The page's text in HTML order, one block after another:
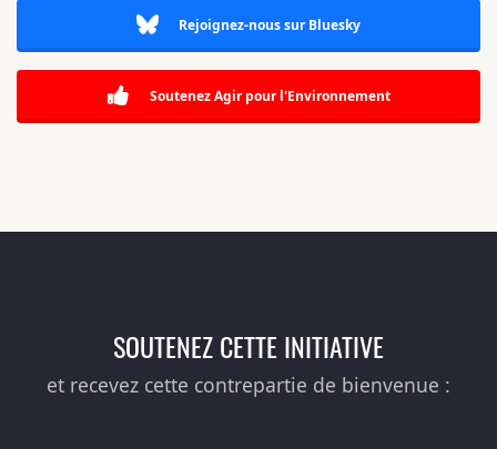
Rejoignez-nous sur Bluesky
Soutenez Agir pour l'Environnement
SOUTENEZ CETTE INITIATIVE
et recevez cette contrepartie de bienvenue :